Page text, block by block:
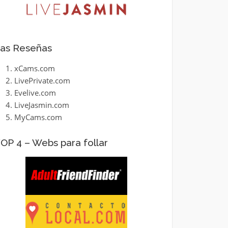
Reseñas
xCams.com
LivePrivate.com
Evelive.com
LiveJasmin.com
MyCams.com
4 – Webs para follar